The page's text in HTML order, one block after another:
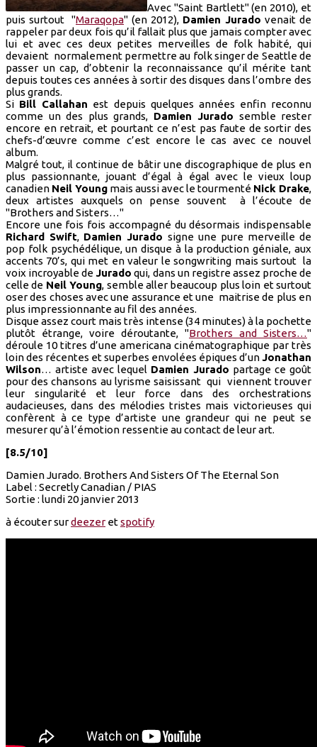
Avec "Saint Bartlett" (en 2010), et
puis surtout "Maraqopa" (en 2012), Damien Jurado venait de
rappeler par deux fois qu’il fallait plus que jamais compter avec
lui et avec ces deux petites merveilles de folk habité, qui
devaient normalement permettre au folk singer de Seattle de
passer un cap, d’obtenir la reconnaissance qu’il mérite tant
depuis toutes ces années à sortir des disques dans l’ombre des
plus grands.
Si Bill Callahan est depuis quelques années enfin reconnu
comme un des plus grands, Damien Jurado semble rester
encore en retrait, et pourtant ce n’est pas faute de sortir des
chefs-d’œuvre comme c’est encore le cas avec ce nouvel
album.
Malgré tout, il continue de bâtir une discographique de plus en
plus passionnante, jouant d’égal à égal avec le vieux loup
canadien Neil Young mais aussi avec le tourmenté Nick Drake,
deux artistes auxquels on pense souvent à l’écoute de
"Brothers and Sisters…"
Encore une fois fois accompagné du désormais indispensable
Richard Swift, Damien Jurado signe une pure merveille de
pop folk psychédélique, un disque à la production géniale, aux
accents 70’s, qui met en valeur le songwriting mais surtout la
voix incroyable de Jurado qui, dans un registre assez proche de
celle de Neil Young, semble aller beaucoup plus loin et surtout
oser des choses avec une assurance et une maitrise de plus en
plus impressionnante au fil des années.
Disque assez court mais très intense (34 minutes) à la pochette
plutôt étrange, voire déroutante, "Brothers and Sisters…"
déroule 10 titres d’une americana cinématographique par très
loin des récentes et superbes envolées épiques d’un Jonathan
Wilson… artiste avec lequel Damien Jurado partage ce goût
pour des chansons au lyrisme saisissant qui viennent trouver
leur singularité et leur force dans des orchestrations
audacieuses, dans des mélodies tristes mais victorieuses qui
confèrent à ce type d’artiste une grandeur qui ne peut se
mesurer qu’à l’émotion ressentie au contact de leur art.
[8.5/10]
Damien Jurado. Brothers And Sisters Of The Eternal Son
Label : Secretly Canadian / PIAS
Sortie : lundi 20 janvier 2013
à écouter surdeezeretspotify